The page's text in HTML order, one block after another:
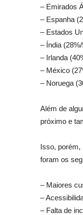
– Emirados
– Espanha
– Estados
– Índia
– Irlanda
– México
– Noruega
Além de
próximo e
Isso, porém,
foram os
– Maiores
–
– Falta de